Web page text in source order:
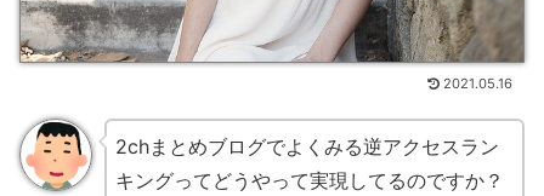
2021.05.16
2chまとめブログでよくみる逆アクセスラン
キングってどうやって実現してるのですか？